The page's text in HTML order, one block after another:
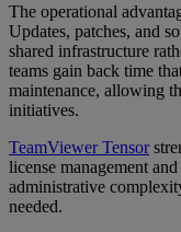
The operational
Updates, patches, and
shared infrastructure
teams gain back time
maintenance, allowing
initiatives.
TeamViewer Tensor
license management
administrative
needed.